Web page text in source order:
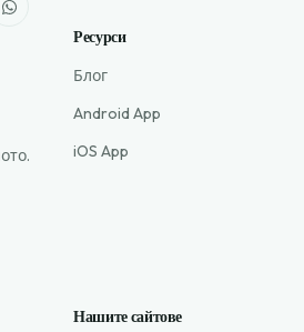
Ресурси
Блог
Android App
iOS App
Нашите сайтове